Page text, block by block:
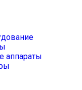
аппараты